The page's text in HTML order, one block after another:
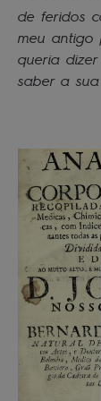
de feridos
meu antigo
queria
saber a sua